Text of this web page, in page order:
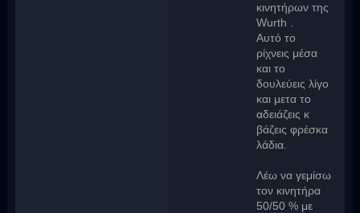
κινητήρων της
Wurth .
Αυτό το
ρίχνεις μέσα
και το
δουλεύεις λίγο
και μετα το
αδειάζεις κ
βάζεις φρέσκα
λάδια.
Λέω να γεμίσω
τον κινητήρα
50/50 % με